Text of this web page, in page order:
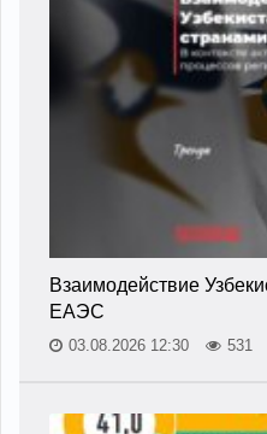
Взаимодействие
ЕАЭС
03.08.2026 12:30 531